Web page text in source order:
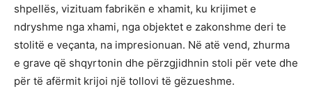
shpellës, vizituam fabrikën e xhamit, ku krijimet e
ndryshme nga xhami, nga objektet e zakonshme deri te
stolitë e veçanta, na impresionuan. Në atë vend, zhurma
e grave që shqyrtonin dhe përzgjidhnin stoli për vete dhe
për të afërmit krijoi një tollovi të gëzueshme.